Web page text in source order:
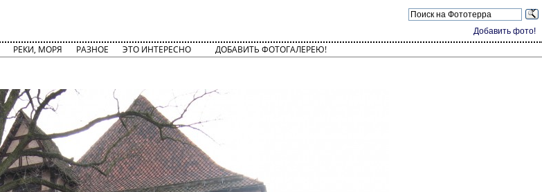
Добавить фото!
РЕКИ, МОРЯ РАЗНОЕ ЭТО ИНТЕРЕСНО ДОБАВИТЬ ФОТОГАЛЕРЕЮ!